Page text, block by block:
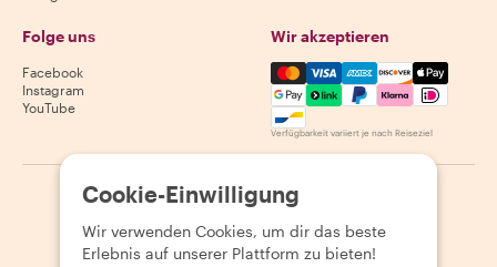
Folge uns
Facebook
Instagram
YouTube
Wir akzeptieren
Mastercard, Visa, Amex,
Verfügbarkeit variiert je nach Reiseziel
2026 Withlocals.com | Datenschutzerklärung
Seitenübersicht
Cookie-Einwilligung
Wir verwenden Cookies, um dir das beste
Erlebnis auf unserer Plattform zu bieten!